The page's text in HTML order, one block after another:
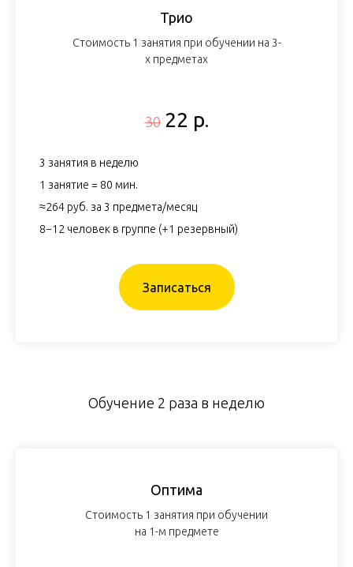
Трио
Стоимость 1 занятия при обучении на 3-
х предметах
30 22 р.
3 занятия в неделю
1 занятие = 80 мин.
≈264 руб. за 3 предмета/месяц
8−12 человек в группе (+1 резервный)
Записаться
Обучение 2 раза в неделю
Оптима
Стоимость 1 занятия при обучении
на 1-м предмете